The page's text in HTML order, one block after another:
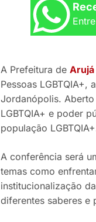
A Prefeitura de Arujá
Pessoas
Jordanópolis.
LGBTQIA+ e poder
população
A conferência será
temas como
institucionalização
diferentes saberes e